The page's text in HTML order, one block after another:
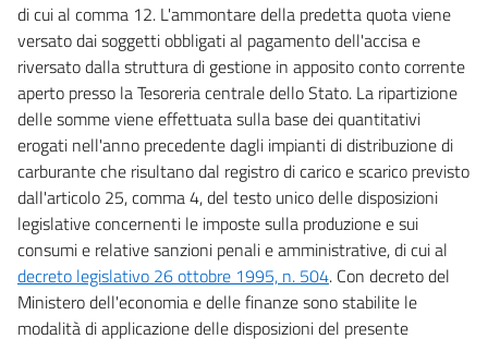
di cui al comma 12. L'ammontare della predetta quota viene
versato dai soggetti obbligati al pagamento dell'accisa e
riversato dalla struttura di gestione in apposito conto corrente
aperto presso la Tesoreria centrale dello Stato. La ripartizione
delle somme viene effettuata sulla base dei quantitativi
erogati nell'anno precedente dagli impianti di distribuzione di
carburante che risultano dal registro di carico e scarico previsto
dall'articolo 25, comma 4, del testo unico delle disposizioni
legislative concernenti le imposte sulla produzione e sui
consumi e relative sanzioni penali e amministrative, di cui al
decreto legislativo 26 ottobre 1995, n. 504. Con decreto del
Ministero dell'economia e delle finanze sono stabilite le
modalità di applicazione delle disposizioni del presente